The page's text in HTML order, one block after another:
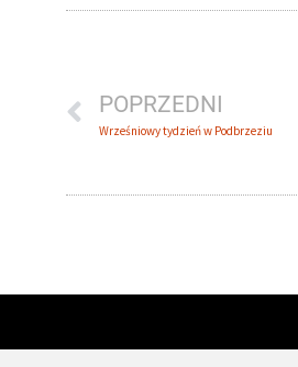
POPRZEDNI
Wrześniowy tydzień w Podbrzeziu